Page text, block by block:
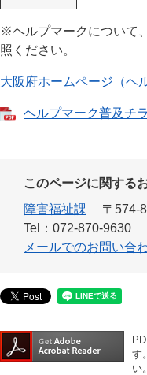
※ヘルプマークについて、
照ください。
大阪府ホームページ（ヘ
ヘルプマーク普及チ
このページに関する
障害福祉課
〒574-
Tel：072-870-9630
メールでのお問い合
す。
い